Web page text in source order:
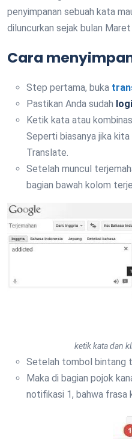
penyimpanan sebuah kata
diluncurkan sejak bulan
Cara
Step pertama, buka
Pastikan Anda sudah
Ketik kata atau
Seperti biasanya jika
Translate.
Setelah muncul
bagian bawah kolom
ketik kata dan
Setelah tombol bintang
Maka di bagian pojok
notifikasi 1, bahwa